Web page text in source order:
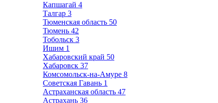
Капшагай 4
Талгар 3
Тюменская область 50
Тюмень 42
Тобольск 3
Ишим 1
Хабаровский край 50
Хабаровск 37
Комсомольск-на-Амуре 8
Советская Гавань 1
Астраханская область 47
Астрахань 36